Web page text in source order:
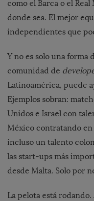
como el Barca o el
donde sea. El mejor
independientes que
Y no es solo una forma
comunidad de
Latinoamérica, puede
Ejemplos sobran:
Unidos e Israel con
México contratando
incluso un talento
las start-ups más
desde Malta. Solo por
La pelota está